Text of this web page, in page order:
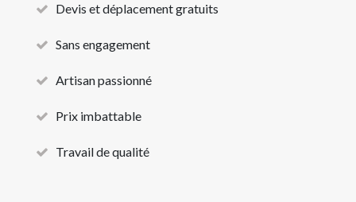
Devis et déplacement gratuits
Sans engagement
Artisan passionné
Prix imbattable
Travail de qualité